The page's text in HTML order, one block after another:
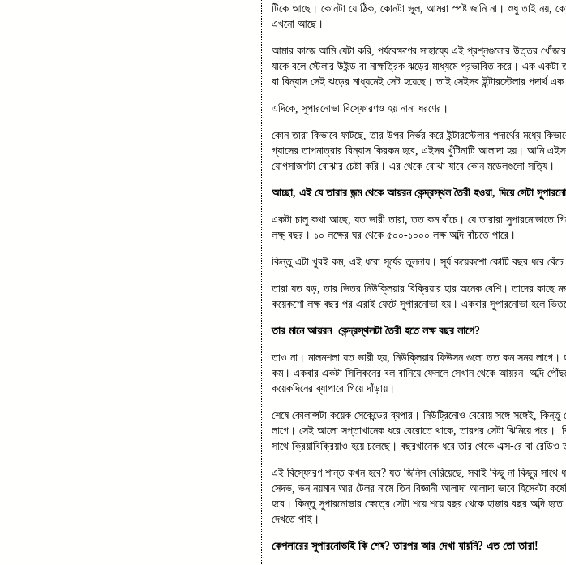
টিকে আছে। কোনটা যে ঠিক, কোনটা ভুল, আমরা স্পষ্ট জানি না। শুধু তাই নয়,
এখনো আছে।
আমার কাজে আমি যেটা করি, পর্যবেক্ষণের সাহায্যে এই প্রশ্নগুলোর উত্তর খোঁজার
যাকে বলে স্টেলার উইন্ড বা নাক্ষত্রিক ঝড়ের মাধ্যমে প্রভাবিত করে। এক একটা
বা বিন্যাস সেই ঝড়ের মাধ্যমেই সেট হয়েছে। তাই সেইসব ইন্টারস্টেলার পদার্থ
এদিকে, সুপারনোভা বিস্ফোরণও হয় নানা ধরণের।
কোন তারা কিভাবে ফাটছে, তার উপর নির্ভর করে ইন্টারস্টেলার পদার্থের মধ্যে
গ্যাসের তাপমাত্রার বিন্যাস কিরকম হবে, এইসব খুঁটিনাটি আলাদা হয়। আমি
যোগসাজশটা বোঝার চেষ্টা করি। এর থেকে বোঝা যাবে কোন মডেলগুলো সত্যি।
আচ্ছা, এই যে তারার জন্ম থেকে আয়রন কেন্দ্রস্থলতৈরী হওয়া, দিয়ে সেটা
একটা চালু কথা আছে, যত ভারী তারা, তত কম বাঁচে। যে তারারা সুপারনোভাতে
লক্ষ্ বছর। ১০ লক্ষের ঘর থেকে ৫০০-১০০০ লক্ষ অব্দি বাঁচতে পারে।
কিন্তু এটা খুবই কম, এই ধরো সূর্যের তুলনায়। সূর্য কয়েকশো কোটি বছর ধরে
তারা যত বড়, তার ভিতর নিউক্লিয়ার বিক্রিয়ার হার অনেক বেশি। তাদের কাছে
কয়েকশো লক্ষ বছর পর এরাই ফেটে সুপারনোভা হয়। একবার সুপারনোভা হলে
তার মানে আয়রন কেন্দ্রস্থলটা তৈরী হতে লক্ষ বছর লাগে?
তাও না। মালমশলা যত ভারী হয়, নিউক্লিয়ার ফিউসন গুলো তত কম সময় লাগে।
কম। একবার একটা সিলিকনের বল বানিয়ে ফেললে সেখান থেকে আয়রন অব্দি
কয়েকদিনের ব্যাপারে গিয়ে দাঁড়ায়।
শেষে কোলাপ্সটা কয়েক সেকেন্ডের ব্যপার। নিউট্রিনোও বেরোয় সঙ্গে সঙ্গেই,
লাগে। সেই আলো সপ্তাখানেক ধরে বেরোতে থাকে, তারপর সেটা ঝিমিয়ে পরে।
সাথে ক্রিয়াবিক্রিয়াও হয়ে চলেছে। বছরখানেক ধরে তার থেকে এক্স-রে বা
এই বিস্ফোরণ শান্ত কখন হবে? যত জিনিস বেরিয়েছে, সবাই কিছু না কিছুর
সেদভ, ভন নয়মান আর টেলর নামে তিন বিজ্ঞানী আলাদা আলাদা ভাবে হিসেবটা
হবে। কিন্তু সুপারনোভার ক্ষেত্রে সেটা শয়ে শয়ে বছর থেকে হাজার বছর অব্দি
দেখতে পাই।
কেপলারের সুপারনোভাই কি শেষ? তারপর আর দেখা যায়নি? এত তো তারা!